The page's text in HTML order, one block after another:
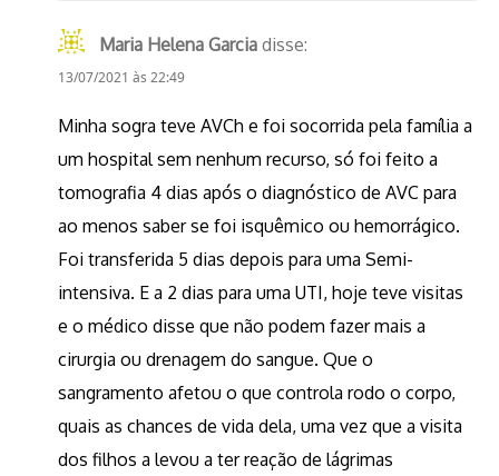
Maria Helena Garcia disse:
13/07/2021 às 22:49
Minha sogra teve AVCh e foi socorrida pela família a
um hospital sem nenhum recurso, só foi feito a
tomografia 4 dias após o diagnóstico de AVC para
ao menos saber se foi isquêmico ou hemorrágico.
Foi transferida 5 dias depois para uma Semi-
intensiva. E a 2 dias para uma UTI, hoje teve visitas
e o médico disse que não podem fazer mais a
cirurgia ou drenagem do sangue. Que o
sangramento afetou o que controla rodo o corpo,
quais as chances de vida dela, uma vez que a visita
dos filhos a levou a ter reação de lágrimas